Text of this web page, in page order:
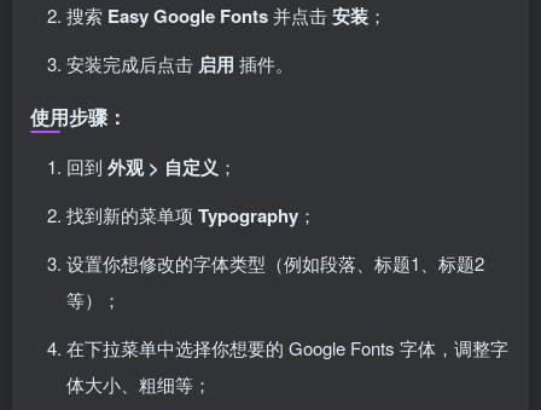
搜索 Easy Google Fonts并点击安装 ；
安装完成后点击 启用 插件。
使用步骤：
回到 外观 > 自定义 ；
找到新的菜单项 Typography ；
设置你想修改的字体类型（例如段落、标题1、标题2
等）；
在下拉菜单中选择你想要的 Google Fonts 字体，调整字
体大小、粗细等；